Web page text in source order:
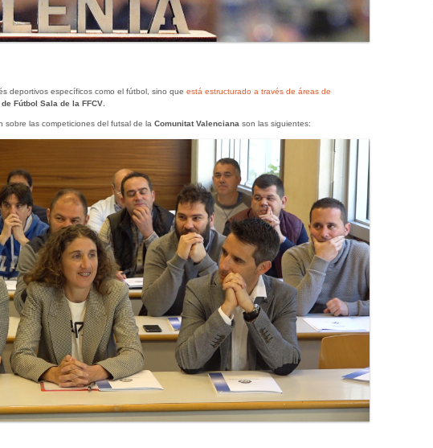
deportivos específicos como el fútbol, sino que está estructurado a través de áreas de
Fútbol Sala de la FFCV.
sobre las competiciones del futsal de la Comunitat Valencianason las siguientes: